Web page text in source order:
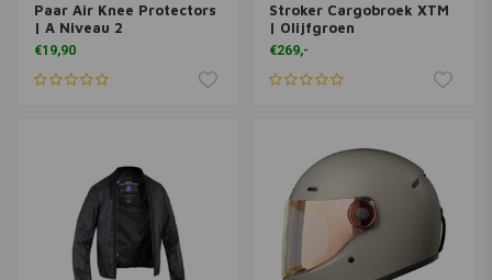
Paar Air Knee Protectors
| A Niveau 2
€19,90
Stroker Cargobroek XTM
| Olijfgroen
€269,-